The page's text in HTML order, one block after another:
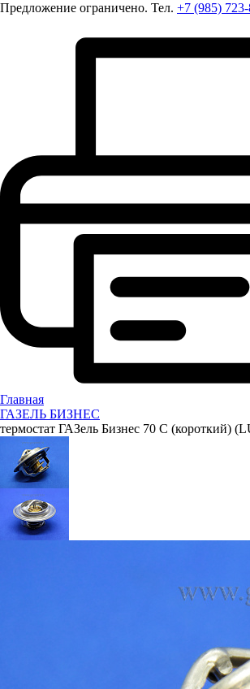
Предложение ограничено. Тел. +7 (985)
Главная
ГАЗЕЛЬ БИЗНЕС
термостат ГАЗель Бизнес 70 С (короткий)